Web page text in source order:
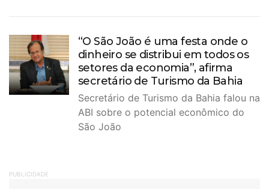
“O São João é uma festa onde o
dinheiro se distribui em todos os
setores da economia”, afirma
secretário de Turismo da Bahia
Secretário de Turismo da Bahia falou na
ABI sobre o potencial econômico do
São João
PUBLICIDADE